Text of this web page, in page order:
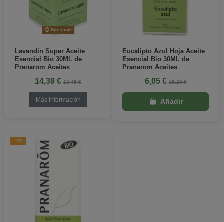
Sin stock
Lavandin Super Aceite
Esencial Bio 30Ml. de
Pranarom Aceites
14,39 € 18,45 €
Más Información
Eucalipto Azul Hoja Aceite
Esencial Bio 30Ml. de
Pranarom Aceites
6,05 €15,20 €
-22%